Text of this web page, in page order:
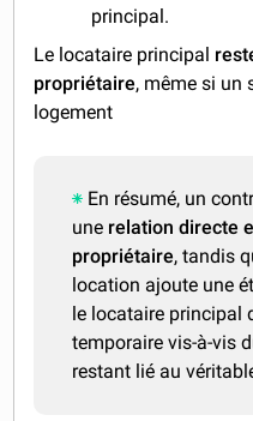
principal.
Le locataire principal
propriétaire, même si un
logement
En résumé, un
une relation directe
propriétaire, tandis
location ajoute une
le locataire principal
temporaire vis-à-vis
restant lié au